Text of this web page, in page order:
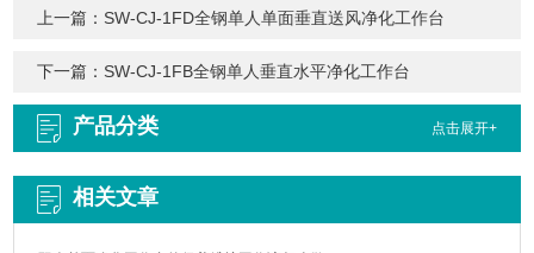
上一篇： SW-CJ-1FD全钢单人单面垂直送风净化工作台
下一篇： SW-CJ-1FB全钢单人垂直水平净化工作台
产品分类 点击展开+
相关文章